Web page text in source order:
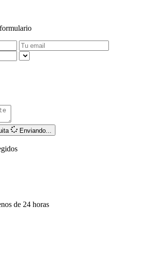
Enviando...
de 24 horas